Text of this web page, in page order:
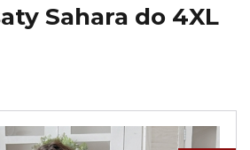
Sahara do 4XL